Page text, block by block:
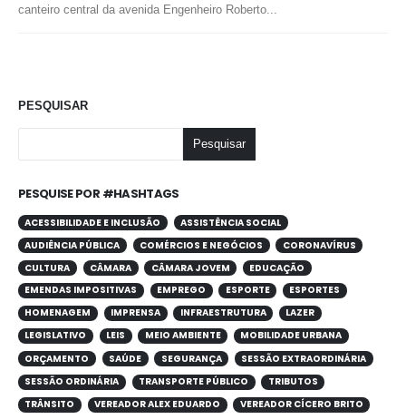
canteiro central da avenida Engenheiro Roberto...
PESQUISAR
Pesquisar
PESQUISE POR #HASHTAGS
ACESSIBILIDADE E INCLUSÃO
ASSISTÊNCIA SOCIAL
AUDIÊNCIA PÚBLICA
COMÉRCIOS E NEGÓCIOS
CORONAVÍRUS
CULTURA
CÂMARA CÂMARA JOVEM
EDUCAÇÃO
EMENDAS IMPOSITIVAS
EMPREGO ESPORTE
ESPORTES
HOMENAGEM
IMPRENSA INFRAESTRUTURA
LAZER
LEGISLATIVO
LEIS MEIO AMBIENTE
MOBILIDADE URBANA
ORÇAMENTO
SAÚDE SEGURANÇA
SESSÃO EXTRAORDINÁRIA
SESSÃO ORDINÁRIA
TRANSPORTE PÚBLICO
TRIBUTOS
TRÂNSITO
VEREADOR ALEX EDUARDO
VEREADOR CÍCERO BRITO